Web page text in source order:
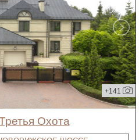
+141
Охота